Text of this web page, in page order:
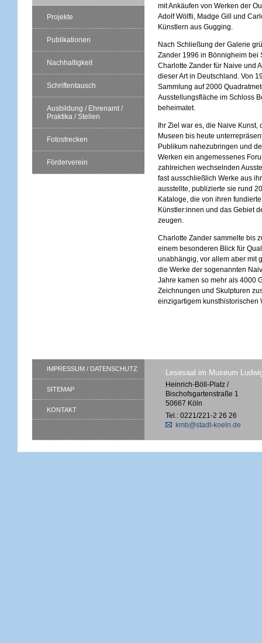
Projekte
Publikationen
Nachhaltigkeit
Schriftentausch
Ausbildung / Ehrenamt /
Praktika / Stellen
Fotostrecken
Förderverein
mit Ankäufen von Werken der
Adolf Wölfli, Madge Gill und
Künstlern aus Gugging.
Nach Schließung der Galerie
Zander 1996 in Bönnigheim bei
Charlotte Zander für Naive und
dieser Art in Deutschland. Von
Sammlung auf 2000
Ausstellungsfläche im Schloss
beheimatet.
Ihr Ziel war es, die Naive Kunst,
Museen bis heute
Publikum nahezubringen und
Werken ein angemessenes
zahlreichen wechselnden
fast ausschließlich Werke aus
ausstellte, publizierte sie rund
Kataloge, die von ihren
Künstler:innen und das Gebiet
zeugen.
Charlotte Zander sammelte bis
einem besonderen Blick für
unabhängig, vor allem aber mit
die Werke der sogenannten
Jahre kamen so mehr als 4000
Zeichnungen und Skulpturen
einzigartigem kunsthistorischen
IMPRESSUM / DATENSCHUTZ
SITEMAP
KONTAKT
Lesesaal im Museum
Heinrich-Böll-Platz /
Bischofsgartenstraße 1
50667 Köln
Tel.: 0221/221-2 26 26
kmb@stadt-koeln.de